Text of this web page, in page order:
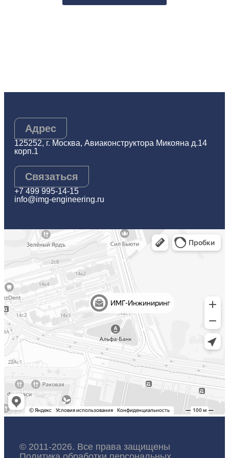
Адрес
125252, г. Москва, Авиаконструктора Микояна д.14
корп.1
Связаться
+7 499 995-14-15
info@img-engineering.ru
© 2011-2026. Все права защищены